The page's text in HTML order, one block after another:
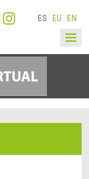
ES EU EN